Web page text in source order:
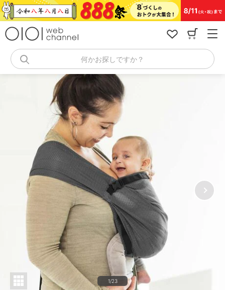
コ
ン
キ
何かお探しですか？
1/23